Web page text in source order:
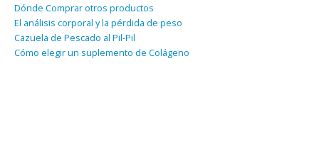
Dónde Comprar otros productos
El análisis corporal y la pérdida de peso
Cazuela de Pescado al Pil-Pil
Cómo elegir un suplemento de Colágeno